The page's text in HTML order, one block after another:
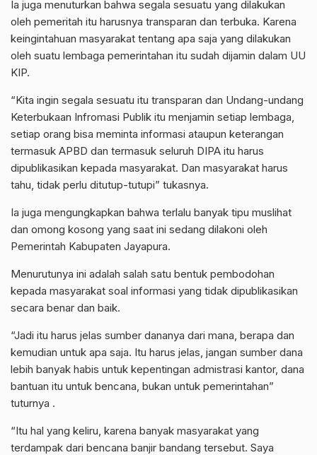
Ia juga menuturkan bahwa segala sesuatu yang dilakukan
oleh pemeritah itu harusnya transparan dan terbuka. Karena
keingintahuan masyarakat tentang apa saja yang dilakukan
oleh suatu lembaga pemerintahan itu sudah dijamin dalam UU
KIP.
“Kita ingin segala sesuatu itu transparan dan Undang-undang
Keterbukaan Infromasi Publik itu menjamin setiap lembaga,
setiap orang bisa meminta informasi ataupun keterangan
termasuk APBD dan termasuk seluruh DIPA itu harus
dipublikasikan kepada masyarakat. Dan masyarakat harus
tahu, tidak perlu ditutup-tutupi” tukasnya.
Ia juga mengungkapkan bahwa terlalu banyak tipu muslihat
dan omong kosong yang saat ini sedang dilakoni oleh
Pemerintah Kabupaten Jayapura.
Menurutunya ini adalah salah satu bentuk pembodohan
kepada masyarakat soal informasi yang tidak dipublikasikan
secara benar dan baik.
“Jadi itu harus jelas sumber dananya dari mana, berapa dan
kemudian untuk apa saja. Itu harus jelas, jangan sumber dana
lebih banyak habis untuk kepentingan admistrasi kantor, dana
bantuan itu untuk bencana, bukan untuk pemerintahan”
tuturnya .
“Itu hal yang keliru, karena banyak masyarakat yang
terdampak dari bencana banjir bandang tersebut. Saya